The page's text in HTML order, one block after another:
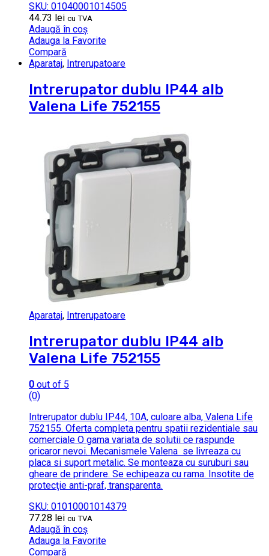
SKU: 01040001014505
44.73 lei cu TVA
Adaugă în coș
Adauga la Favorite
Compară
Aparataj, Intrerupatoare
Intrerupator dublu IP44 alb
Valena Life 752155
Aparataj, Intrerupatoare
Intrerupator dublu IP44 alb
Valena Life 752155
0 out of 5
(0)
Intrerupator dublu IP44, 10A, culoare alba, Valena Life
752155. Oferta completa pentru spatii rezidentiale sau
comerciale O gama variata de solutii ce raspunde
oricaror nevoi. Mecanismele Valena se livreaza cu
placa si suport metalic. Se monteaza cu suruburi sau
gheare de prindere. Se echipeaza cu rama. Insotite de
protecţie anti-praf, transparenta.
SKU: 01010001014379
77.28 lei cu TVA
Adaugă în coș
Adauga la Favorite
Compară